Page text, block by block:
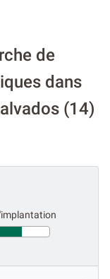
de
dans
(14)